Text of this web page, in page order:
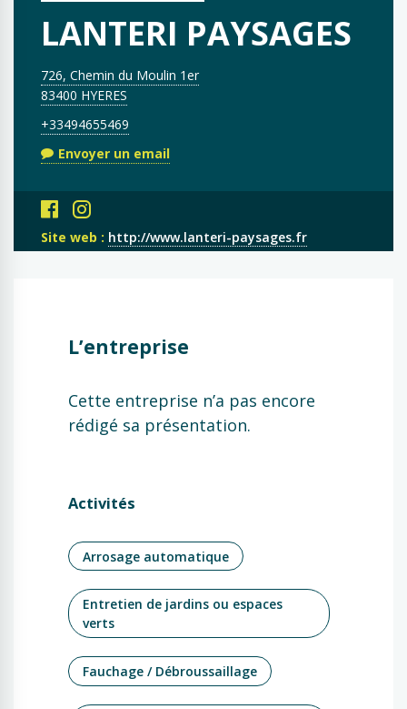
LANTERI PAYSAGES
726, Chemin du Moulin 1er
83400 HYERES
+33494655469
Envoyer un email
Site web : http://www.lanteri-paysages.fr
L’entreprise
Cette entreprise n’a pas encore
rédigé sa présentation.
Activités
Arrosage automatique
Entretien de jardins ou espaces
verts
Fauchage / Débroussaillage